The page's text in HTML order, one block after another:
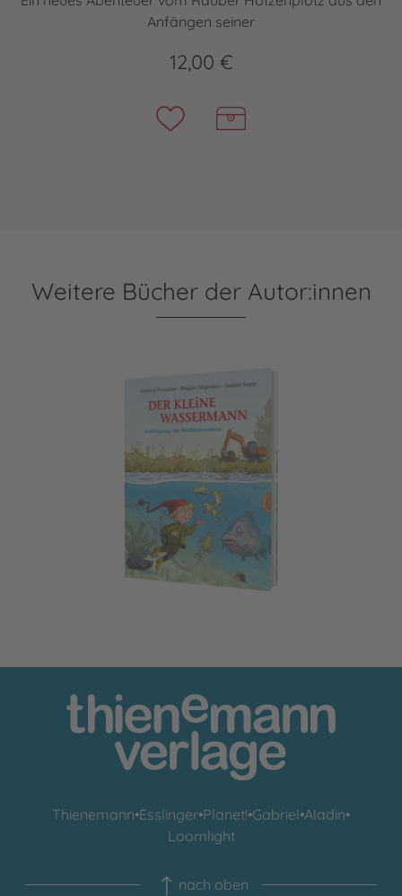
Anfängen seiner
12,00 €
Weitere Bücher der Autor:innen
Der kleine Wassermann: Aufregung im Mühlenweiher
Thienemann•Esslinger•Planet!•Gabriel•Aladin•
Loomlight
nach oben